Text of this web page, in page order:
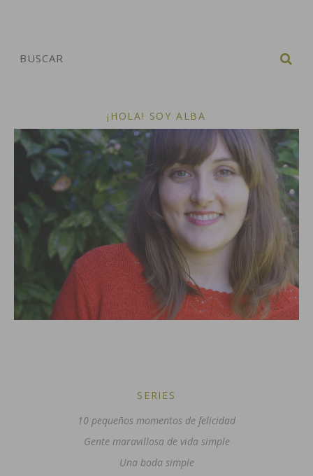
¡HOLA! SOY ALBA
SERIES
10 pequeños momentos de felicidad
Gente maravillosa de vida simple
Una boda simple